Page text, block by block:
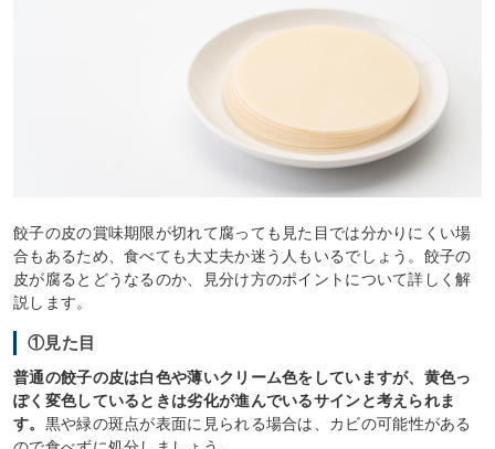
餃子の皮の賞味期限が切れて腐っても見た目では分かりにくい場
合もあるため、食べても大丈夫か迷う人もいるでしょう。餃子の
皮が腐るとどうなるのか、見分け方のポイントについて詳しく解
説します。
①見た目
普通の餃子の皮は白色や薄いクリーム色をしていますが、黄色っ
ぽく変色しているときは劣化が進んでいるサインと考えられま
す。 黒や緑の斑点が表面に見られる場合は、カビの可能性がある